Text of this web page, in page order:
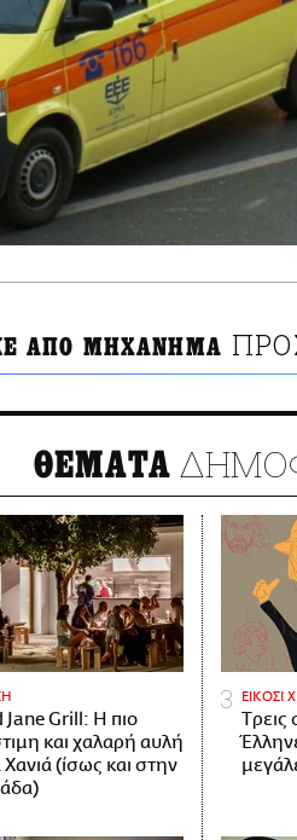
ΑΠΟ ΜΗΧΑΝΗΜΑ
ΘΕΜΑΤΑ
Jane Grill: Η πιο
και χαλαρή αυλή
(ίσως και στην
ΕΙΚΟΣΙ
Tρεις